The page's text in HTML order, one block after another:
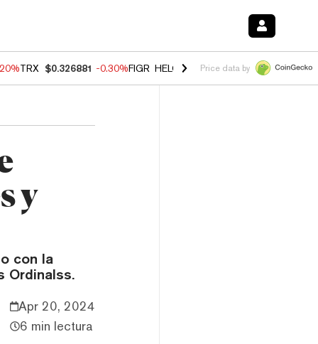
TRX $0.326881 -0.30%FIGR_HELOC $1.02 -1.50% HYPE $56.14
Price data by
y
con la
Ordinalss.
Apr 20, 2024
6 min lectura